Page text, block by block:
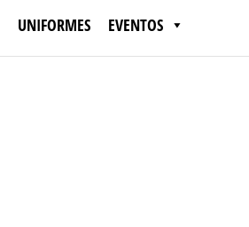
UNIFORMES EVENTOS